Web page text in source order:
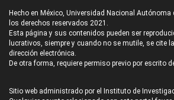
Hecho en México, Universidad Nacional Autónoma
los derechos reservados 2021.
Esta página y sus contenidos pueden ser
lucrativos, siempre y cuando no se mutile, se cite
dirección electrónica.
De otra forma, requiere permiso previo por escrito
Sitio web administrado por el Instituto de